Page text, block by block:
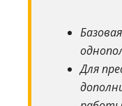
Для